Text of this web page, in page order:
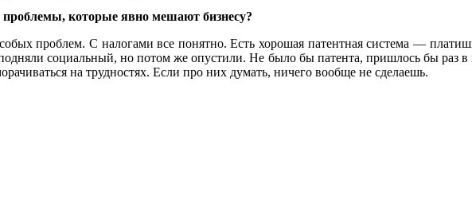
которые явно мешают бизнесу?
проблем. С налогами все понятно. Есть хорошая патентная система —
социальный, но потом же опустили. Не было бы патента, пришлось бы раз в
на трудностях. Если про них думать, ничего вообще не сделаешь.